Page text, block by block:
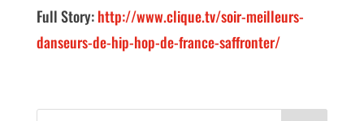
Full Story:http://www.clique.tv/soir-meilleurs-
danseurs-de-hip-hop-de-france-saffronter/